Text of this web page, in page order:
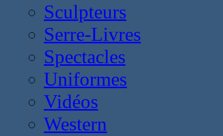
Sculpteurs
Serre-Livres
Spectacles
Uniformes
Vidéos
Western